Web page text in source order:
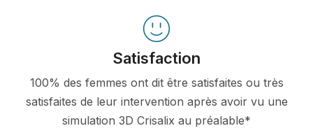
Satisfaction
100% des femmes ont dit être satisfaites ou très
satisfaites de leur intervention après avoir vu une
simulation 3D Crisalix au préalable*